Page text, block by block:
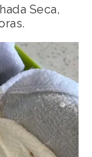
Seca,